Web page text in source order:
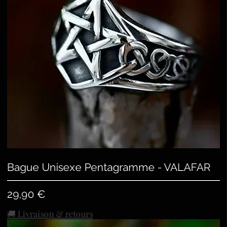
Bague Unisexe Pentagramme - VALAFAR
Preis
29,90 €
🚚 Livraison & retours